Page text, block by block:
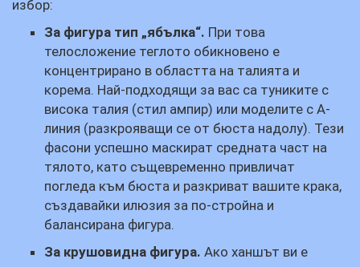
избор:
За фигура тип „ябълка“. При това
телосложение теглото обикновено е
концентрирано в областта на талията и
корема. Най-подходящи за вас са туниките с
висока талия (стил ампир) или моделите с А-
линия (разкрояващи се от бюста надолу). Тези
фасони успешно маскират средната част на
тялото, като същевременно привличат
погледа към бюста и разкриват вашите крака,
създавайки илюзия за по-стройна и
балансирана фигура.
За крушовидна фигура. Ако ханшът ви е